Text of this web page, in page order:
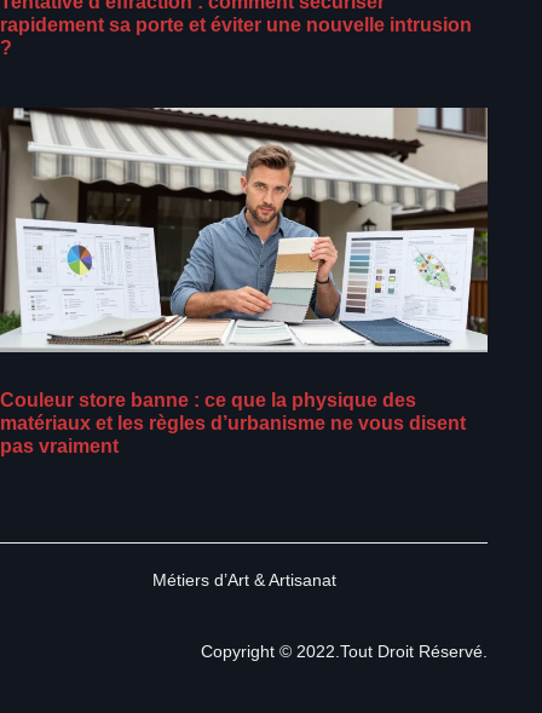
rapidement sa porte et éviter une nouvelle intrusion
?
Couleur store banne : ce que la physique des
matériaux et les règles d’urbanisme ne vous disent
pas vraiment
Métiers d’Art & Artisanat
Copyright © 2022.Tout Droit Réservé.